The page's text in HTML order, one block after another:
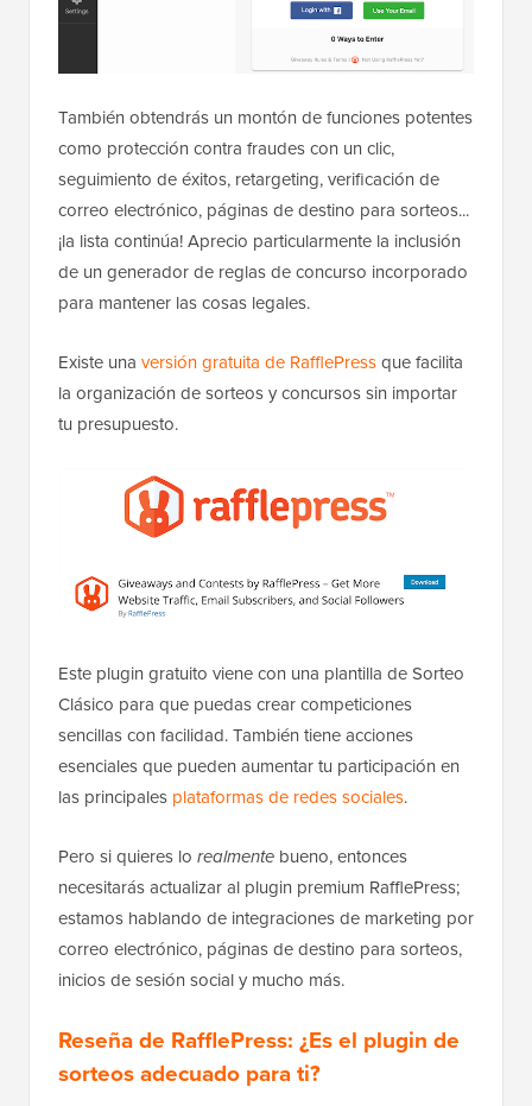
También obtendrás un montón de funciones potentes
como protección contra fraudes con un clic,
seguimiento de éxitos, retargeting, verificación de
correo electrónico, páginas de destino para sorteos...
¡la lista continúa! Aprecio particularmente la inclusión
de un generador de reglas de concurso incorporado
para mantener las cosas legales.
Existe una versión gratuita de RafflePressque facilita
la organización de sorteos y concursos sin importar
tu presupuesto.
Este plugin gratuito viene con una plantilla de Sorteo
Clásico para que puedas crear competiciones
sencillas con facilidad. También tiene acciones
esenciales que pueden aumentar tu participación en
las principales plataformas de redes sociales.
Pero si quieres lo realmente bueno, entonces
necesitarás actualizar al plugin premium RafflePress;
estamos hablando de integraciones de marketing por
correo electrónico, páginas de destino para sorteos,
inicios de sesión social y mucho más.
Reseña de RafflePress: ¿Es el plugin de
sorteos adecuado para ti?